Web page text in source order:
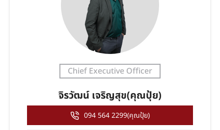
Chief Executive Officer
จิรวัฒน์ เจริญสุข(คุณปุ้ย)
094 564 2299(คุณปุ้ย)